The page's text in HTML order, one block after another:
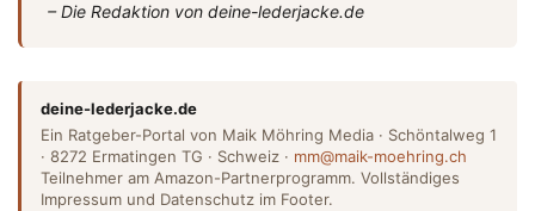
– Die Redaktion von deine-lederjacke.de
deine-lederjacke.de
Ein Ratgeber-Portal von Maik Möhring Media · Schöntalweg 1
· 8272 Ermatingen TG · Schweiz · mm@maik-moehring.ch
Teilnehmer am Amazon-Partnerprogramm. Vollständiges
Impressum und Datenschutz im Footer.